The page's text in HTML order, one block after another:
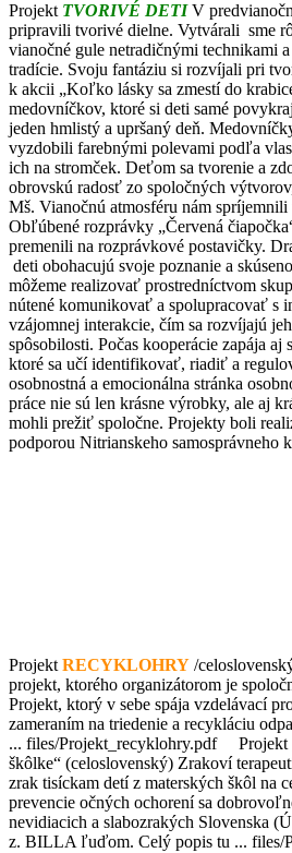
Projekt TVORIVÉ DETIV
pripravili tvorivé dielne. Vytvárali sme
vianočné gule netradičnými technikami
tradície. Svoju fantáziu si rozvíjali pri
k akcii „Koľko lásky sa zmestí do
medovníčkov, ktoré si deti samé
jeden hmlistý a upršaný deň.
vyzdobili farebnými polevami podľa
ich na stromček. Deťom sa tvorenie a
obrovskú radosť zo spoločných
Mš. Vianočnú atmosféru nám
Obľúbené rozprávky „Červená
premenili na rozprávkové postavičky.
deti obohacujú svoje poznanie a
môžeme realizovať prostredníctvom
nútené komunikovať a spolupracovať s
vzájomnej interakcie, čím sa rozvíjajú
spôsobilosti. Počas kooperácie zapája aj
ktoré sa učí identifikovať, riadiť a
osobnostná a emocionálna stránka
práce nie sú len krásne výrobky, ale aj
mohli prežiť spoločne. Projekty boli
podporou Nitrianskeho samosprávneho
Projekt RECYKLOHRY /
projekt, ktorého organizátorom je
Projekt, ktorý v sebe spája vzdelávací
zameraním na triedenie a recykláciu
... files/Projekt_recyklohry.pdf Projekt
škôlke“ (celoslovenský) Zrakoví
zrak tisíckam detí z materských škôl na
prevencie očných ochorení sa
nevidiacich a slabozrakých Slovenska
z. BILLA ľuďom. Celý popis tu ...